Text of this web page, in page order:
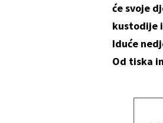
će svoje
kustodije
Iduće
Od tiska